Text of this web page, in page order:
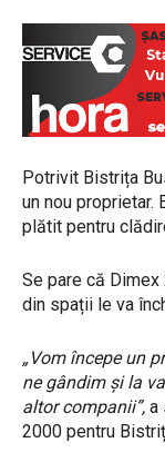
Potrivit Bistrița
un nou proprietar.
plătit pentru
Se pare că
din spații le va
„Vom începe un
ne gândim și la
altor companii”, a
2000 pentru